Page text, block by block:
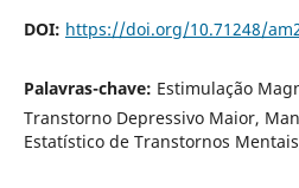
DOI: https://doi.org/10.71248/
Palavras-chave: Estimulação
Transtorno Depressivo Maior,
Estatístico de Transtornos